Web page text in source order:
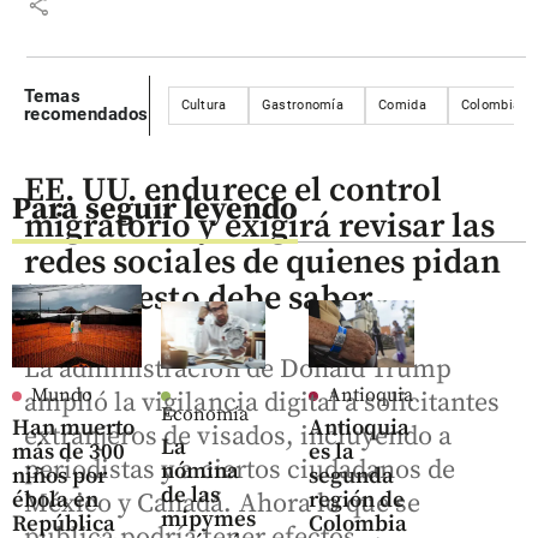
Temas
recomendados
Cultura Gastronomía Comida Colombia
Para seguir leyendo
Mundo
Han muerto
más de 300
niños por
ébola en
República
Economía
La
nómina
de las
mipymes
Antioquia
Antioquia
es la
segunda
región de
Colombia
EE. UU. endurece el control
migratorio y exigirá revisar las
redes sociales de quienes pidan
la visa: esto debe saber
La administración de Donald Trump
amplió la vigilancia digital a solicitantes
extranjeros de visados, incluyendo a
periodistas y a ciertos ciudadanos de
México y Canadá. Ahora lo que se